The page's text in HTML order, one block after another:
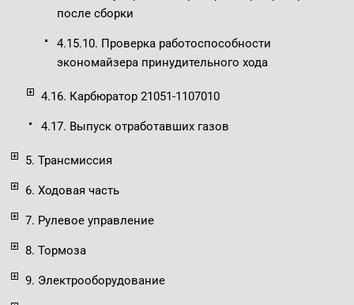
после сборки
4.15.10. Проверка работоспособности
экономайзера принудительного хода
4.16. Карбюратор 21051-1107010
4.17. Выпуск отработавших газов
5. Трансмиссия
6. Ходовая часть
7. Рулевое управление
8. Тормоза
9. Электрооборудование